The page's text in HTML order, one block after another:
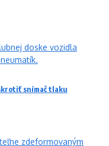
snímač tlaku